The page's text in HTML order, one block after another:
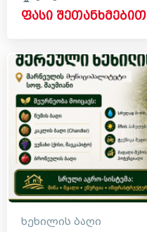
ფასი შეთანხმებით
ხეხილის ბაღი